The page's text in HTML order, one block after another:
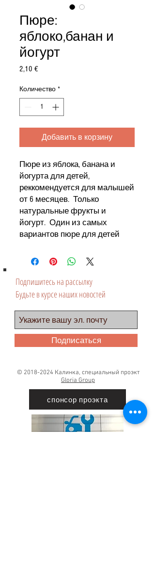
Пюре:
яблоко,банан и
йогурт
2,10 €Цена
Количество *
Добавить в корзину
Пюре из яблока, банана и
йогурта для детей,
реккомендуется для малышей
от 6 месяцев. Только
натуральные фрукты и
йогурт. Один из самых
вариантов пюре для детей
Подпишитесь на рассылку
Будьте в курсе наших новостей
Подписаться
© 2018-2024 Калинка, специальный проэкт
Gloria Group
спонсор проэкта